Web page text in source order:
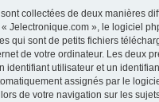
collectées de deux manières
Jelectronique.com », le logiciel
qui sont de petits fichiers
de votre ordinateur. Les deux
identifiant utilisateur et un
assignés par le
de votre navigation sur les